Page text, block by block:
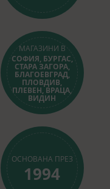
МАГАЗИНИ В
СОФИЯ, БУРГАС,
СТАРА ЗАГОРА,
БЛАГОЕВГРАД,
ПЛОВДИВ,
ПЛЕВЕН, ВРАЦА,
ВИДИН
ОСНОВАНА ПРЕЗ
1994